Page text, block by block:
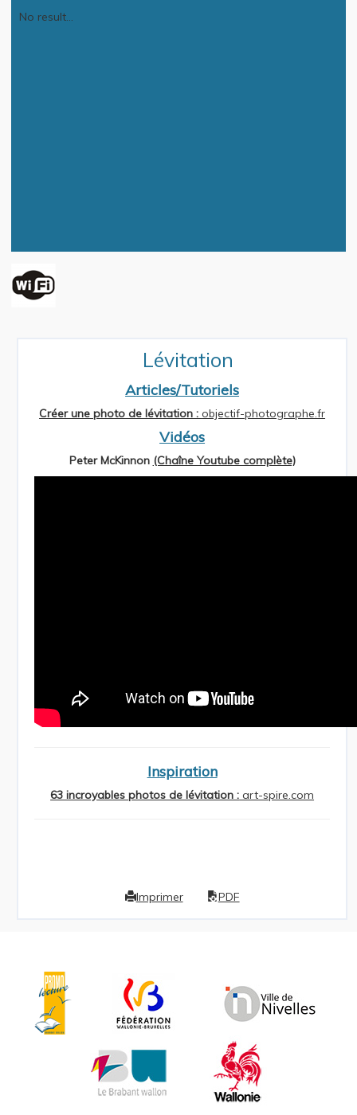
No result...
Lévitation
Articles/Tutoriels
Créer une photo de lévitation :objectif-photographe.fr
Vidéos
Peter McKinnon (Chaîne Youtube complète)
Inspiration
63 incroyables photos de lévitation : art-spire.com
Imprimer PDF